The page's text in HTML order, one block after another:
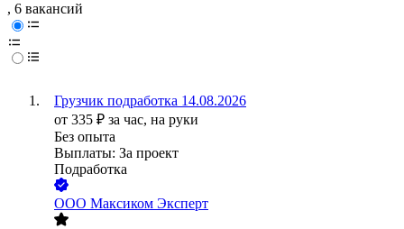
, 6 вакансий
Грузчик подработка 14.08.2026
от 335 ₽ за час, на руки
Без опыта
Выплаты: За проект
Подработка
ООО Максиком Эксперт